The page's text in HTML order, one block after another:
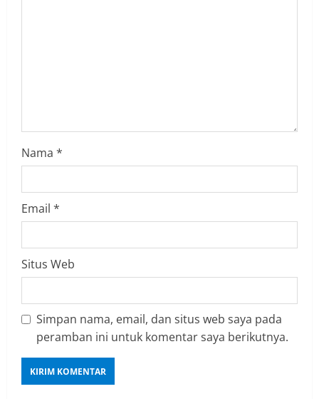
g
Nama *
Email *
Situs Web
Simpan nama, email, dan situs web saya pada
peramban ini untuk komentar saya berikutnya.